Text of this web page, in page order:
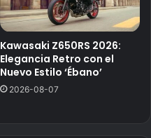
Kawasaki Z650RS 2026:
Elegancia Retro con el
Nuevo Estilo ‘Ébano’
2026-08-07